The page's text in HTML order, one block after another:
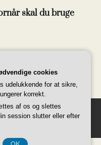
skal du bruge
økse være en utrolig
ProductsTheme:
cookies
udelukkende for at sikre,
korrekt.
af os og slettes
session slutter eller efter